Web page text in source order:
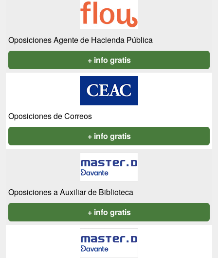
Oposiciones Agente de Hacienda Pública
+ info gratis
Oposiciones de Correos
+ info gratis
Oposiciones a Auxiliar de Biblioteca
+ info gratis